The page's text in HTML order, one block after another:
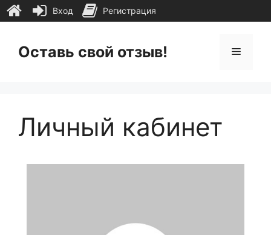
содержимому
Оставь свой отзыв! Меню
Личный кабинет
Вход Регистрация